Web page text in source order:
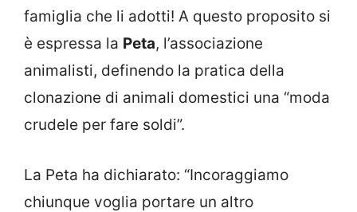
famiglia che li adotti! A questo proposito si
è espressa la Peta, l’associazione
animalisti, definendo la pratica della
clonazione di animali domestici una “moda
crudele per fare soldi”.
La Peta ha dichiarato: “Incoraggiamo
chiunque voglia portare un altro